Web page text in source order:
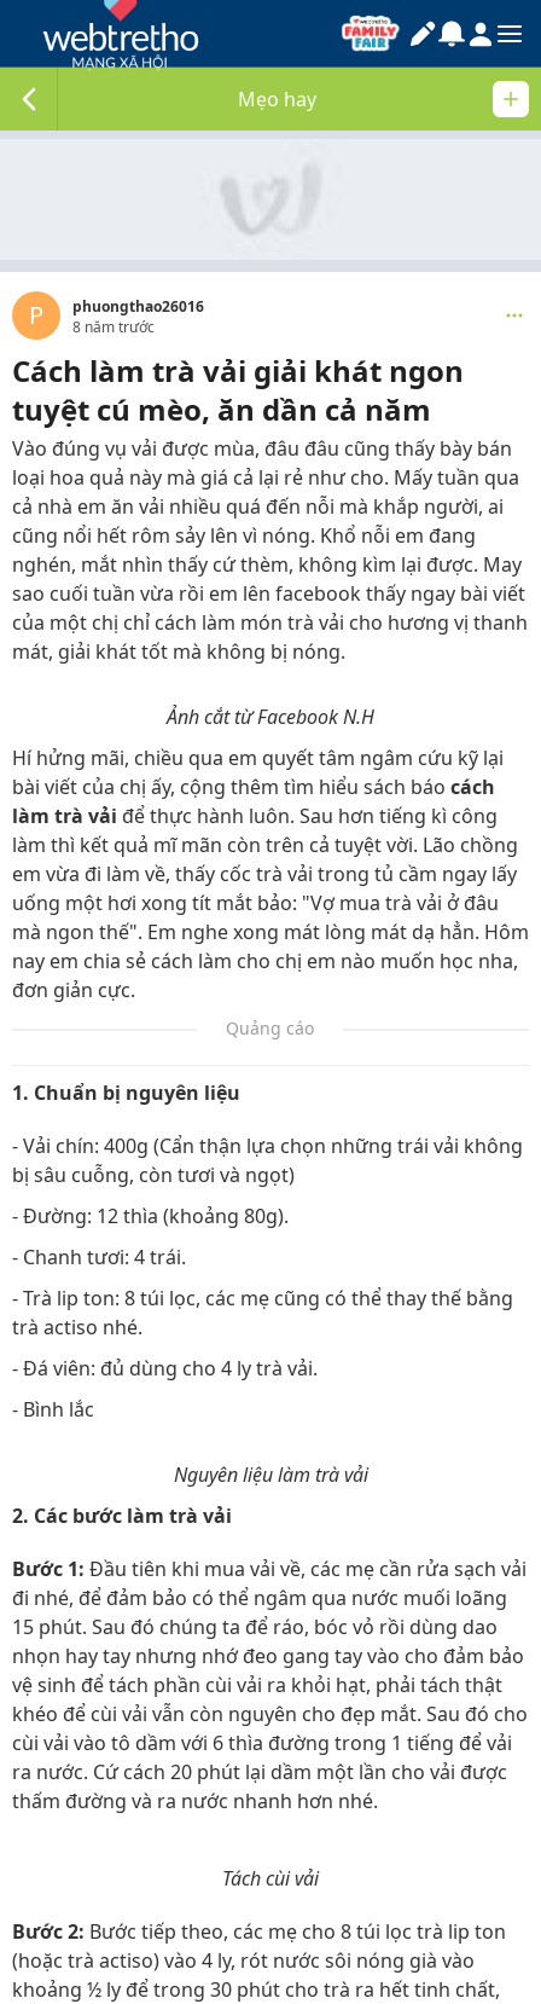
Mẹo hay
P
phuongthao26016
8 năm trước
Cách làm trà vải giải khát ngon
tuyệt cú mèo, ăn dần cả năm
Vào đúng vụ vải được mùa, đâu đâu cũng thấy bày bán
loại hoa quả này mà giá cả lại rẻ như cho. Mấy tuần qua
cả nhà em ăn vải nhiều quá đến nỗi mà khắp người, ai
cũng nổi hết rôm sảy lên vì nóng. Khổ nỗi em đang
nghén, mắt nhìn thấy cứ thèm, không kìm lại được. May
sao cuối tuần vừa rồi em lên facebook thấy ngay bài viết
của một chị chỉ cách làm món trà vải cho hương vị thanh
mát, giải khát tốt mà không bị nóng.
Ảnh cắt từ Facebook N.H
Hí hửng mãi, chiều qua em quyết tâm ngâm cứu kỹ lại
bài viết của chị ấy, cộng thêm tìm hiểu sách báo cách
làm trà vải để thực hành luôn. Sau hơn tiếng kì công
làm thì kết quả mĩ mãn còn trên cả tuyệt vời. Lão chồng
em vừa đi làm về, thấy cốc trà vải trong tủ cầm ngay lấy
uống một hơi xong tít mắt bảo: "Vợ mua trà vải ở đâu
mà ngon thế". Em nghe xong mát lòng mát dạ hẳn. Hôm
nay em chia sẻ cách làm cho chị em nào muốn học nha,
đơn giản cực.
Quảng cáo
1. Chuẩn bị nguyên liệu
- Vải chín: 400g (Cẩn thận lựa chọn những trái vải không
bị sâu cuỗng, còn tươi và ngọt)
- Đường: 12 thìa (khoảng 80g).
- Chanh tươi: 4 trái.
- Trà lip ton: 8 túi lọc, các mẹ cũng có thể thay thế bằng
trà actiso nhé.
- Đá viên: đủ dùng cho 4 ly trà vải.
- Bình lắc
Nguyên liệu làm trà vải
2. Các bước làm trà vải
Bước 1: Đầu tiên khi mua vải về, các mẹ cần rửa sạch vải
đi nhé, để đảm bảo có thể ngâm qua nước muối loãng
15 phút. Sau đó chúng ta để ráo, bóc vỏ rồi dùng dao
nhọn hay tay nhưng nhớ đeo gang tay vào cho đảm bảo
vệ sinh để tách phần cùi vải ra khỏi hạt, phải tách thật
khéo để cùi vải vẫn còn nguyên cho đẹp mắt. Sau đó cho
cùi vải vào tô dầm với 6 thìa đường trong 1 tiếng để vải
ra nước. Cứ cách 20 phút lại dầm một lần cho vải được
thấm đường và ra nước nhanh hơn nhé.
Tách cùi vải
Bước 2: Bước tiếp theo, các mẹ cho 8 túi lọc trà lip ton
(hoặc trà actiso) vào 4 ly, rót nước sôi nóng già vào
khoảng ½ ly để trong 30 phút cho trà ra hết tinh chất,